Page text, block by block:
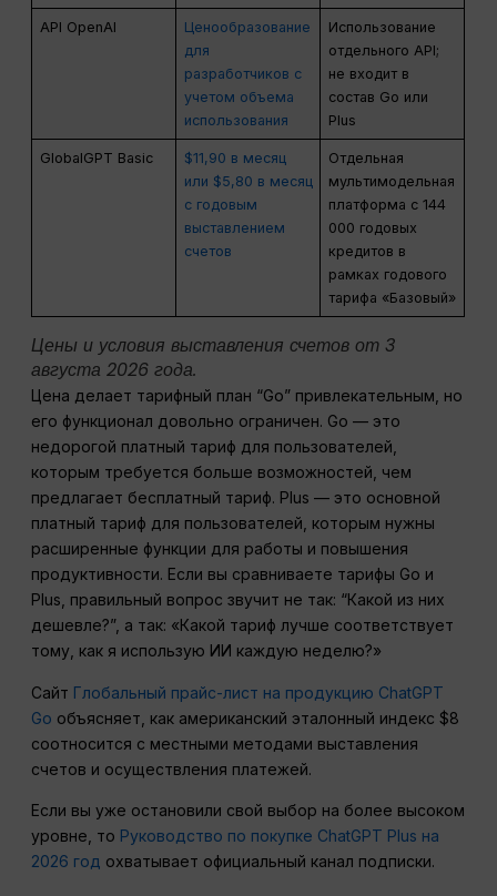
API OpenAI
Ценообразование
для
разработчиков с
учетом объема
использования
Использование
отдельного API;
не входит в
состав Go или
Plus
GlobalGPT Basic
$11,90 в месяц
или $5,80 в месяц
с годовым
выставлением
счетов
Отдельная
мультимодельная
платформа с 144
000 годовых
кредитов в
рамках годового
тарифа «Базовый»
Цены и условия выставления счетов от 3
августа 2026 года.
Цена делает тарифный план “Go” привлекательным, но
его функционал довольно ограничен. Go — это
недорогой платный тариф для пользователей,
которым требуется больше возможностей, чем
предлагает бесплатный тариф. Plus — это основной
платный тариф для пользователей, которым нужны
расширенные функции для работы и повышения
продуктивности. Если вы сравниваете тарифы Go и
Plus, правильный вопрос звучит не так: “Какой из них
дешевле?”, а так: «Какой тариф лучше соответствует
тому, как я использую ИИ каждую неделю?»
Сайт Глобальный прайс-лист на продукцию ChatGPT
Go объясняет, как американский эталонный индекс $8
соотносится с местными методами выставления
счетов и осуществления платежей.
Если вы уже остановили свой выбор на более высоком
уровне, то Руководство по покупке ChatGPT Plus на
2026 год охватывает официальный канал подписки.